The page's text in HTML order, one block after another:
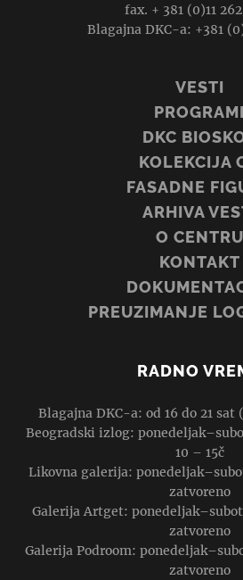
fax. + 381 (0)11
Blagajna DKC-a: +381
VESTI
PROGRAMI
DKC
KOLEKCIJA
FASADNE
ARHIVA
O CENTRU
KONTAKT
PREUZIMANJE
RADNO
Blagajna DKC-a: od 16 do 21
Beogradski izlog:
10 – 15č
Likovna galerija:
zatvoreno
Galerija Artget:
zatvoreno
Galerija Podroom:
zatvoreno